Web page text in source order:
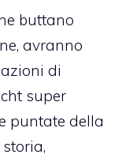
buttano
avranno
di
super
puntate della